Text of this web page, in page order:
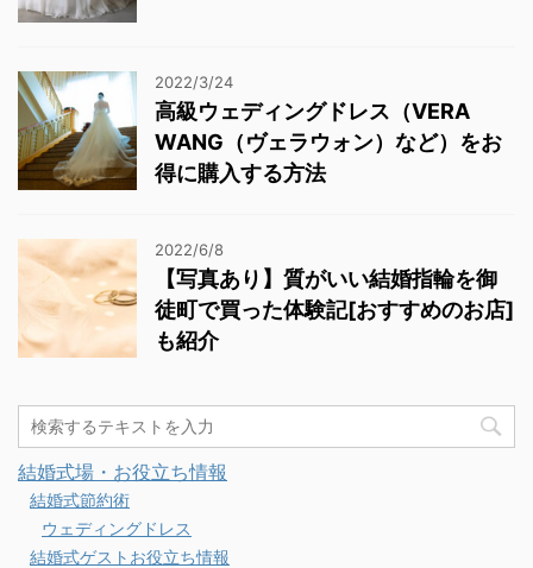
2022/3/24
高級ウェディングドレス（VERA
WANG（ヴェラウォン）など）をお
得に購入する方法
2022/6/8
【写真あり】質がいい結婚指輪を御
徒町で買った体験記[おすすめのお店]
も紹介
結婚式場・お役立ち情報
結婚式節約術
ウェディングドレス
結婚式ゲストお役立ち情報